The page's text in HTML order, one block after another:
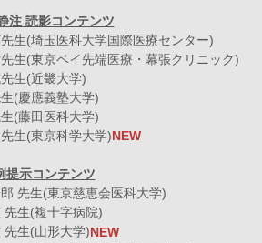
注 読影コンテンツ
生(埼玉医科大学国際医療センター)
生(東京ベイ先端医療・幕張クリニック)
生(近畿大学)
(慶應義塾大学)
(藤田医科大学)
生(東京科学大学)NEW
提示コンテンツ
先生(東京慈恵会医科大学)
先生(複十字病院)
先生(山形大学)NEW